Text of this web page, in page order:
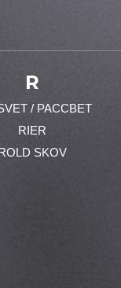
R
/ PACCBET
RIER
SKOV